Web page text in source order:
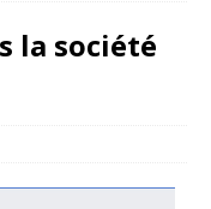
la société